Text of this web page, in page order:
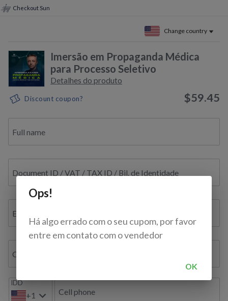
Checkout Sun
Change country
Imersão em Propaganda Médica
para Processo Seletivo
Detalhes do produto
Discount coupon? $59.45
Full name
Document ID / VAT / TAX ID / Bil. de Identidade
E-mail
Confirmar e-mail
IDD
+1 Cell phone
Ops!
Há algo errado com o seu cupom, por favor
entre em contato com o vendedor
OK